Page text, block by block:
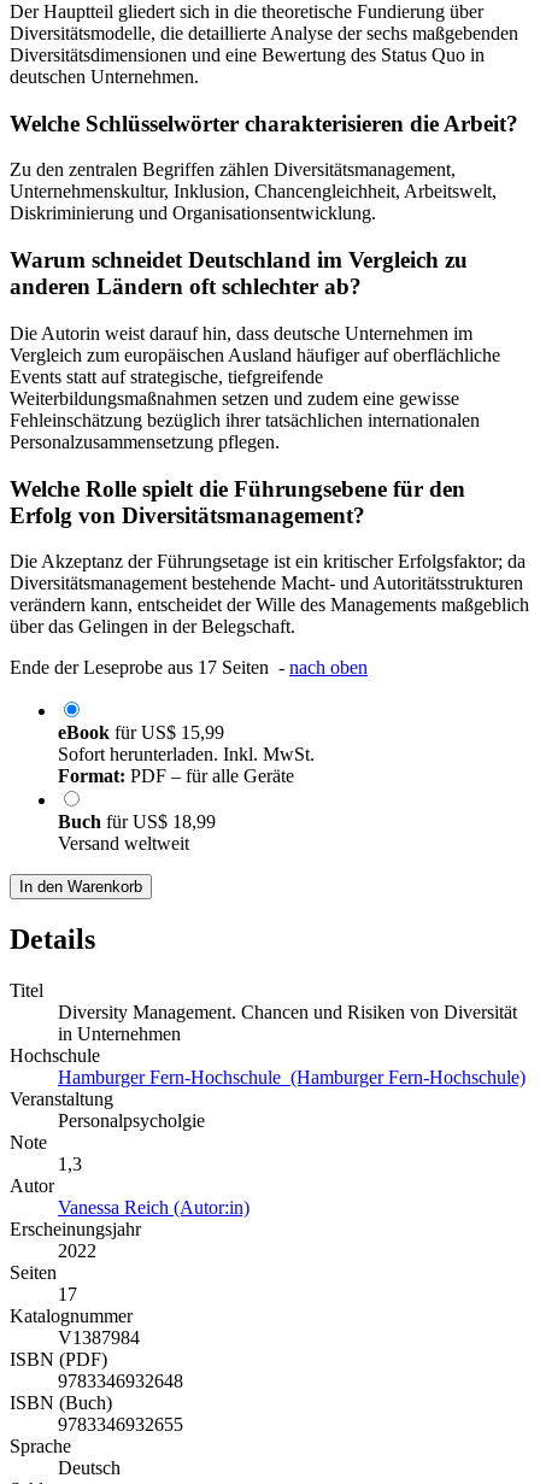
Der Hauptteil gliedert sich in die theoretische Fundierung über
Diversitätsmodelle, die detaillierte Analyse der sechs maßgebenden
Diversitätsdimensionen und eine Bewertung des Status Quo in
deutschen Unternehmen.
Welche Schlüsselwörter charakterisieren die Arbeit?
Zu den zentralen Begriffen zählen Diversitätsmanagement,
Unternehmenskultur, Inklusion, Chancengleichheit, Arbeitswelt,
Diskriminierung und Organisationsentwicklung.
Warum schneidet Deutschland im Vergleich zu
anderen Ländern oft schlechter ab?
Die Autorin weist darauf hin, dass deutsche Unternehmen im
Vergleich zum europäischen Ausland häufiger auf oberflächliche
Events statt auf strategische, tiefgreifende
Weiterbildungsmaßnahmen setzen und zudem eine gewisse
Fehleinschätzung bezüglich ihrer tatsächlichen internationalen
Personalzusammensetzung pflegen.
Welche Rolle spielt die Führungsebene für den
Erfolg von Diversitätsmanagement?
Die Akzeptanz der Führungsetage ist ein kritischer Erfolgsfaktor; da
Diversitätsmanagement bestehende Macht- und Autoritätsstrukturen
verändern kann, entscheidet der Wille des Managements maßgeblich
über das Gelingen in der Belegschaft.
Ende der Leseprobe aus 17 Seiten - nach oben
eBook fürUS$ 15,99
Sofort herunterladen. Inkl. MwSt.
Format: PDF – für alle Geräte
Buch fürUS$ 18,99
Versand weltweit
In den Warenkorb
Details
Titel
Diversity Management. Chancen und Risiken von Diversität
in Unternehmen
Hochschule
Hamburger Fern-Hochschule (Hamburger Fern-Hochschule)
Veranstaltung
Personalpsycholgie
Note
1,3
Autor
Vanessa Reich (Autor:in)
Erscheinungsjahr
2022
Seiten
17
Katalognummer
V1387984
ISBN (PDF)
9783346932648
ISBN (Buch)
9783346932655
Sprache
Deutsch